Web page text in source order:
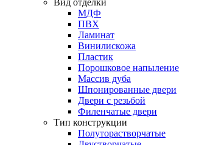
Вид отделки
МДФ
ПВХ
Ламинат
Винилискожа
Пластик
Порошковое напыление
Массив дуба
Шпонированные двери
Двери с резьбой
Филенчатые двери
Тип конструкции
Полуторастворчатые